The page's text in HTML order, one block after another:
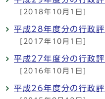
[2018年10月1日]
平成28年度分の行政
[2017年10月1日]
平成27年度分の行政
[2016年10月1日]
平成26年度分の行政